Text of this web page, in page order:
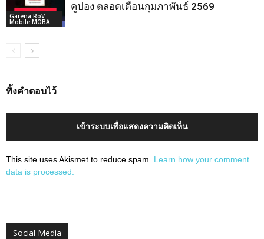
Garena RoV:
Mobile MOBA
คูปอง ตลอดเดือนกุมภาพันธ์ 2569
ทิ้งคำตอบไว้
เข้าระบบเพื่อแสดงความคิดเห็น
This site uses Akismet to reduce spam. Learn how your comment
data is processed.
Social Media